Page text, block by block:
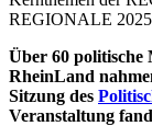
REGIONALE
Über 60 politische
RheinLand
Sitzung des
Veranstaltung